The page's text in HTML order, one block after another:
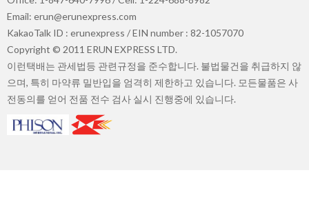
Email: erun@erunexpress.com
KakaoTalk ID : erunexpress / EIN number : 82-1057070
Copyright © 2011 ERUN EXPRESS LTD.
이런택배는 관세법등 관련규정을 준수합니다. 불법물건을 취급하지 않
으며, 특히 마약류 밀반입을 엄격히 제한하고 있습니다. 모든물품은 사
전동의를 얻어 전품 전수 검사 실시 진행중에 있습니다.